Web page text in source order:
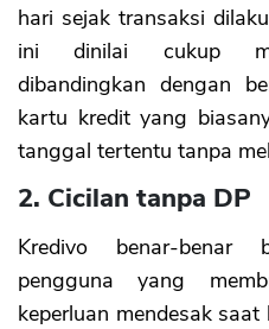
hari sejak transaksi
ini dinilai cukup
dibandingkan dengan
kartu kredit yang
tanggal tertentu tanpa
2. Cicilan tanpa DP
Kredivo benar-benar
pengguna yang
keperluan mendesak